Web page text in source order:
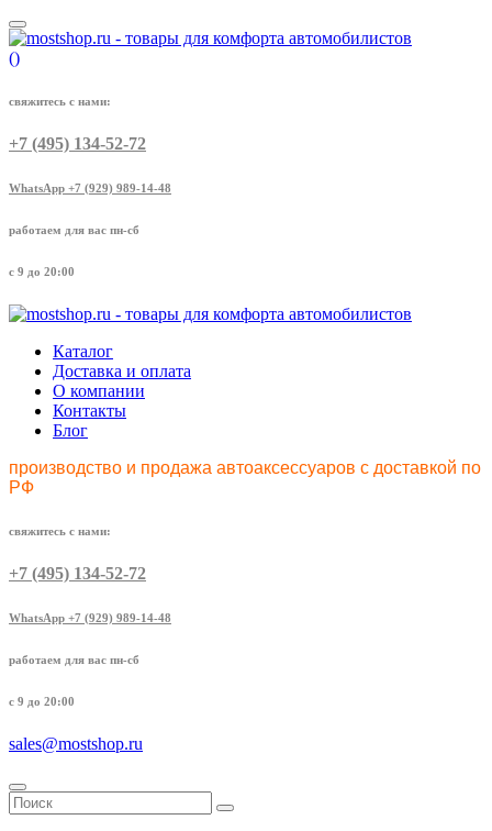
()
свяжитесь с нами:
+7 (495) 134-52-72
WhatsApp +7 (929) 989-14-48
работаем для вас пн-сб
с 9 до 20:00
Каталог
Доставка и оплата
О компании
Контакты
Блог
производство и продажа автоаксессуаров с доставкой по
РФ
свяжитесь с нами:
+7 (495) 134-52-72
WhatsApp +7 (929) 989-14-48
работаем для вас пн-сб
с 9 до 20:00
sales@mostshop.ru